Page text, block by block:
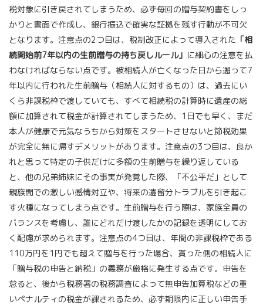
税対象に引き戻されてしまうため、必ず毎回の贈与契約書をしっ
かりと書面で作成し、銀行振込で確実な証拠を残す行動が不可欠
となります。注意点の2つ目は、税制改正によって導入された 「相
続開始前7年以内の生前贈与の持ち戻しルール」 に細心の注意を払
わなければならない点です。被相続人が亡くなった日から遡って7
年以内に行われた生前贈与（相続人に対するもの）は、過去にい
くら非課税枠で渡していても、すべて相続税の計算時に遺産の総
額に加算されて税金が計算されてしまうため、1日でも早く、まだ
本人が健康で元気なうちから対策をスタートさせないと節税効果
が完全に無に帰すデメリットがあります。注意点の3つ目は、良か
れと思って特定の子供だけに多額の生前贈与を繰り返している
と、他の兄弟姉妹にその事実が発覚した際、「不公平だ」として
親族間での激しい感情対立や、将来の遺留分トラブルを引き起こ
す火種になってしまう点です。生前贈与を行う際は、家族全員の
バランスを考慮し、誰にどれだけ渡したかの記録を透明にしてお
く配慮が求められます。注意点の4つ目は、年間の非課税枠である
110万円を1円でも超えて贈与を行った場合、貰った側の相続人に
「贈与税の申告と納税」の義務が厳格に発生する点です。申告を
怠ると、後から税務署の税務調査によって無申告加算税などの重
いペナルティの税金が課されるため、必ず期限内に正しい申告手